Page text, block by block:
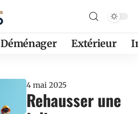
Déménager Extérieur
4 mai 2025
Rehausser une